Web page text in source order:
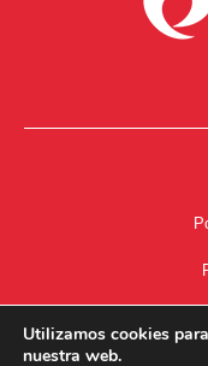
Utilizamos cookies
nuestra web.